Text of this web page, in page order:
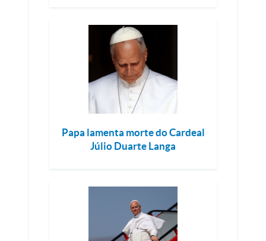
Papa lamenta morte do Cardeal
Júlio Duarte Langa